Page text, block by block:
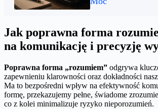
Jak poprawna forma
na komunikację i precyzję
Poprawna forma „rozumiem” odgrywa
zapewnieniu klarowności oraz dokładności
Ma to bezpośredni wpływ na efektywność
formę, przekazujemy pełne, świadome
co z kolei minimalizuje ryzyko nieporozumień.